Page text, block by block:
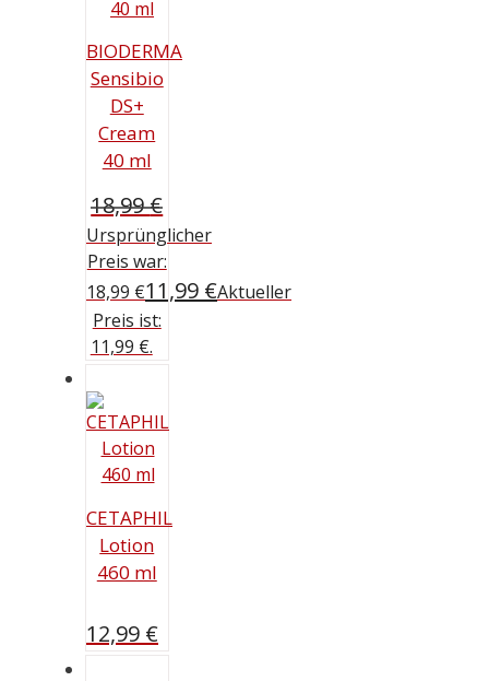
BIODERMA
Sensibio
DS+
Cream
40 ml
18,99€
Ursprünglicher
Preis war:
18,99 €11,99 €Aktueller
Preis ist:
11,99 €.
CETAPHIL
Lotion
460 ml
12,99 €